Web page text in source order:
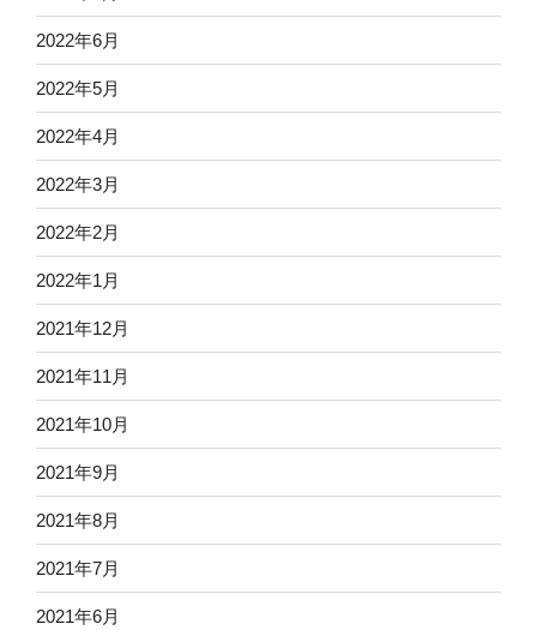
2022年6月
2022年5月
2022年4月
2022年3月
2022年2月
2022年1月
2021年12月
2021年11月
2021年10月
2021年9月
2021年8月
2021年7月
2021年6月